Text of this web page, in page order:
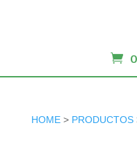
HOME> PRODUCTOS